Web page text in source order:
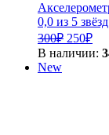
0,0 из 5
300₽
цена
250₽
В наличии:
New